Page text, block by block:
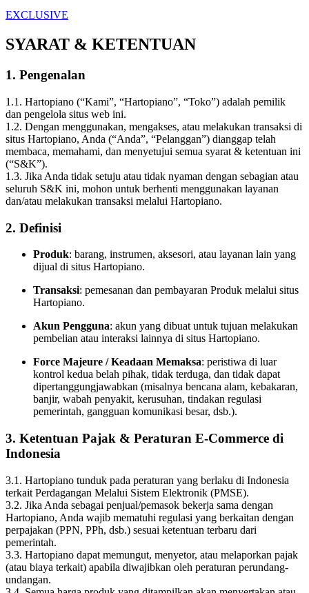
EXCLUSIVE
SYARAT & KETENTUAN
1. Pengenalan
1.1. Hartopiano (“Kami”, “Hartopiano”, “Toko”) adalah pemilik
dan pengelola situs web ini.
1.2. Dengan menggunakan, mengakses, atau melakukan transaksi di
situs Hartopiano, Anda (“Anda”, “Pelanggan”) dianggap telah
membaca, memahami, dan menyetujui semua syarat & ketentuan ini
(“S&K”).
1.3. Jika Anda tidak setuju atau tidak nyaman dengan sebagian atau
seluruh S&K ini, mohon untuk berhenti menggunakan layanan
dan/atau melakukan transaksi melalui Hartopiano.
2. Definisi
Produk: barang, instrumen, aksesori, atau layanan lain yang
dijual di situs Hartopiano.
Transaksi: pemesanan dan pembayaran Produk melalui situs
Hartopiano.
Akun Pengguna: akun yang dibuat untuk tujuan melakukan
pembelian atau interaksi lainnya di situs Hartopiano.
Force Majeure / Keadaan Memaksa: peristiwa di luar
kontrol kedua belah pihak, tidak terduga, dan tidak dapat
dipertanggungjawabkan (misalnya bencana alam, kebakaran,
banjir, wabah penyakit, kerusuhan, tindakan regulasi
pemerintah, gangguan komunikasi besar, dsb.).
3. Ketentuan Pajak & Peraturan E-Commerce di
Indonesia
3.1. Hartopiano tunduk pada peraturan yang berlaku di Indonesia
terkait Perdagangan Melalui Sistem Elektronik (PMSE).
3.2. Jika Anda sebagai penjual/pemasok bekerja sama dengan
Hartopiano, Anda wajib mematuhi regulasi yang berkaitan dengan
perpajakan (PPN, PPh, dsb.) sesuai ketentuan terbaru dari
pemerintah.
3.3. Hartopiano dapat memungut, menyetor, atau melaporkan pajak
(atau biaya terkait) apabila diwajibkan oleh peraturan perundang-
undangan.